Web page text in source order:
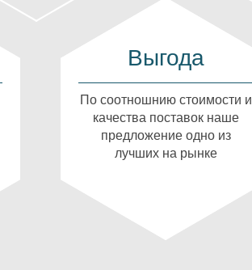
Выгода
По соотношнию стоимости и
качества поставок наше
предложение одно из
лучших на рынке